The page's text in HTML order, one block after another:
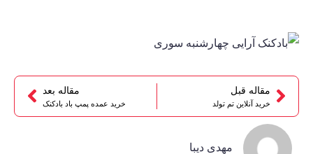
مقاله قبل
خرید آنلاین تم تولد
مقاله بعد
خرید عمده پمپ باد بادکنک
مهدی دیبا